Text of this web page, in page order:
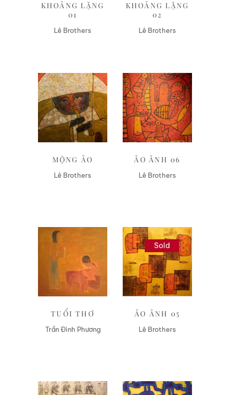
KHOẢNG LẶNG
01
Lê Brothers
KHOẢNG LẶNG
02
Lê Brothers
Liên hệ
MỘNG ẢO
Lê Brothers
Liên hệ
ẢO ẢNH 06
Lê Brothers
Liên hệ
TUỔI THƠ
Trần Đình Phương
Sold
Liên hệ
ẢO ẢNH 05
Lê Brothers